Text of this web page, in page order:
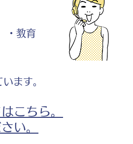
教育
ます。
こちら。
い。